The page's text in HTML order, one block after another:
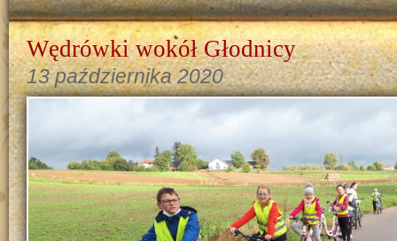
Wędrówki wokół Głodnicy
13 października 2020